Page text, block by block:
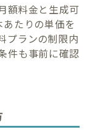
額料金と生成可
たりの単価を
プランの制限内
件も事前に確認